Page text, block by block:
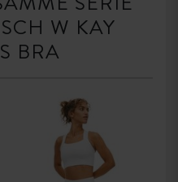
W KAY
BRA